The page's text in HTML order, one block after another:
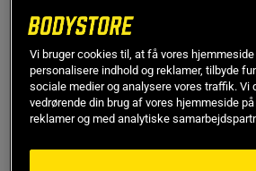
Laveste pris 712 kr
PRISFUND
Vi bruger cookies til, at få vores
personalisere indhold og reklamer, tilbyde
sociale medier og analysere vores traffik. Vi
vedrørende din brug af vores hjemmeside
reklamer og med analytiske